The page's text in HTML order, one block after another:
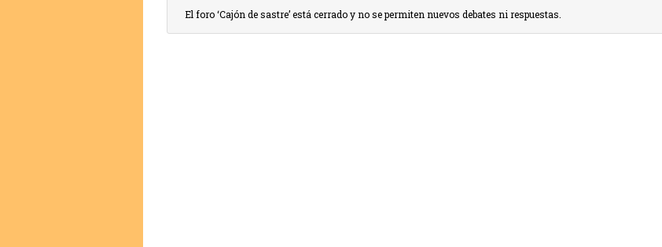
El foro ‘Cajón de sastre’ está cerrado y no se permiten nuevos debates ni respuestas.